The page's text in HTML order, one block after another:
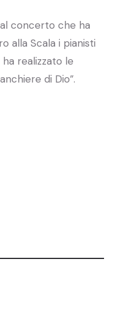
concerto che ha
alla Scala i pianisti
realizzato le
di Dio”.